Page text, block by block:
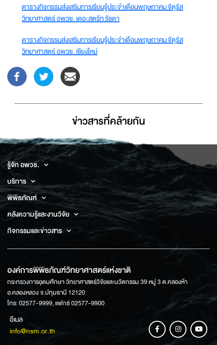
ตารางกิจกรรมส่งเสริมการเรียนรู้ประจำเดือนพฤษภาคม จัตุรัส
วิทยาศาสตร์ อพวช. เดอะสตรีท รัชดา
ตารางกิจกรรมส่งเสริมการเรียนรู้ประจำเดือนพฤษภาคม จัตุรัส
วิทยาศาสตร์ อพวช. เชียงใหม่
ข่าวสารที่่คล้ายกัน
รู้จัก อพวช.
บริการ
พิพิธภัณฑ์
คลังความรู้และงานวิจัย
กิจกรรมและข่าวสาร
องค์การพิพิธภัณฑ์วิทยาศาสตร์แห่งชาติ
กระทรวงการอุดมศึกษา วิทยาศาสตร์วิจัยและนวัตกรรม 39 หมู่ 3 ต.คลองห้า
อ.คลองหลวง จ.ปทุมธานี 12120
โทร: 02577-9999, แฟกซ์ 02577-9900
อีเมล
info@nsm.or.th